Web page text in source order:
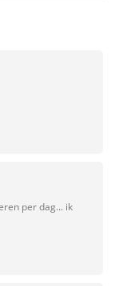
per dag... ik